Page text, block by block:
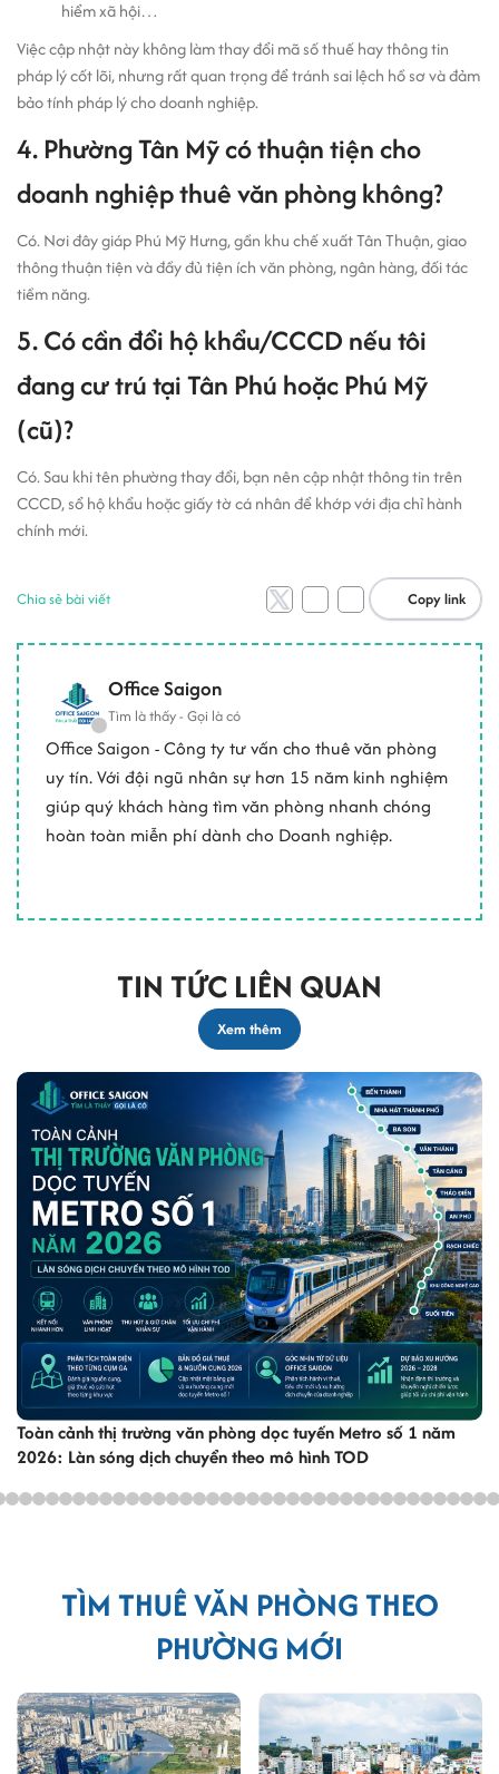
hiểm xã hội…
Việc cập nhật này không làm thay đổi mã số thuế hay thông tin
pháp lý cốt lõi, nhưng rất quan trọng để tránh sai lệch hồ sơ và đảm
bảo tính pháp lý cho doanh nghiệp.
4. Phường Tân Mỹ có thuận tiện cho
doanh nghiệp thuê văn phòng không?
Có. Nơi đây giáp Phú Mỹ Hưng, gần khu chế xuất Tân Thuận, giao
thông thuận tiện và đầy đủ tiện ích văn phòng, ngân hàng, đối tác
tiềm năng.
5. Có cần đổi hộ khẩu/CCCD nếu tôi
đang cư trú tại Tân Phú hoặc Phú Mỹ
(cũ)?
Có. Sau khi tên phường thay đổi, bạn nên cập nhật thông tin trên
CCCD, sổ hộ khẩu hoặc giấy tờ cá nhân để khớp với địa chỉ hành
chính mới.
Chia sẻ bài viết Copy link
Office Saigon
Tìm là thấy - Gọi là có
Office Saigon - Công ty tư vấn cho thuê văn phòng
uy tín. Với đội ngũ nhân sự hơn 15 năm kinh nghiệm
giúp quý khách hàng tìm văn phòng nhanh chóng
hoàn toàn miễn phí dành cho Doanh nghiệp.
TIN TỨC LIÊN QUAN
Xem thêm
Toàn cảnh thị trường văn phòng dọc tuyến Metro số 1 năm
2026: Làn sóng dịch chuyển theo mô hình TOD
TÌM THUÊ VĂN PHÒNG THEO
PHƯỜNG MỚI